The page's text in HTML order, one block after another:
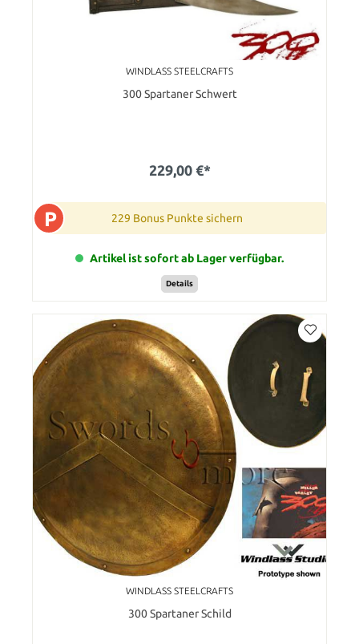
WINDLASS STEELCRAFTS
300 Spartaner Schwert
229,00 €*
P 229 Bonus Punkte sichern
Artikel ist sofort ab Lager verfügbar.
Details
WINDLASS STEELCRAFTS
300 Spartaner Schild